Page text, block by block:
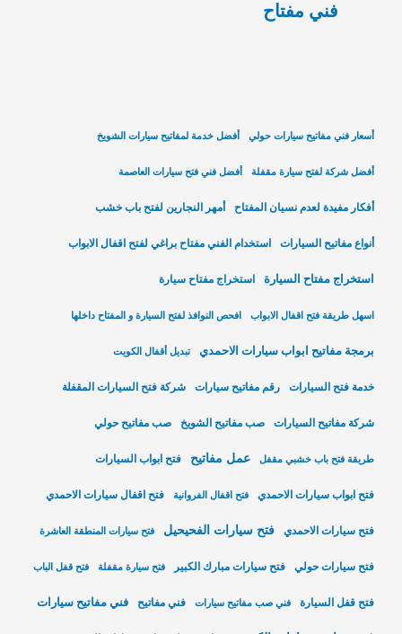
فني مفتاح
أسعار فني مفاتيح سيارات حولي أفضل خدمة لمفاتيح سيارات الشويخ
أفضل شركة لفتح سيارة مقفلة أفضل فني فتح سيارات العاصمة
أفكار مفيدة لعدم نسيان المفتاح أمهر النجارين لفتح باب خشب
أنواع مفاتيح السيارات استخدام الفني مفتاح براغي لفتح اقفال الابواب
استخراج مفتاح السيارة استخراج مفتاح سيارة
اسهل طريقة فتح اقفال الابواب افحص النوافذ لفتح السيارة و المفتاح داخلها
برمجة مفاتيح ابواب سيارات الاحمدي تبديل أقفال الكويت
خدمة فتح السيارات رقم مفاتيح سيارات شركة فتح السيارات المقفلة
شركة مفاتيح السيارات صب مفاتيح الشويخ صب مفاتيح حولي
طريقة فتح باب خشبي مقفل عمل مفاتيح فتح ابواب السيارات
فتح ابواب سيارات الاحمدي فتح اقفال الفروانية فتح اقفال سيارات الاحمدي
فتح سيارات الاحمدي فتح سيارات الفحيحيل فتح سيارات المنطقة العاشرة
فتح سيارات حولي فتح سيارات مبارك الكبير فتح سيارة مقفلة فتح قفل الباب
فتح قفل السيارة فني صب مفاتيح سيارات فني مفاتيح فني مفاتيح سيارات